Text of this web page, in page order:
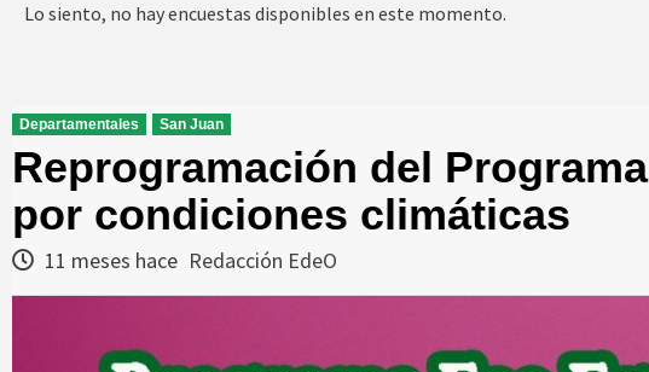
Lo siento, no hay encuestas disponibles en este momento.
Departamentales San Juan
Reprogramación del
por condiciones climáticas
11 meses hace Redacción EdeO